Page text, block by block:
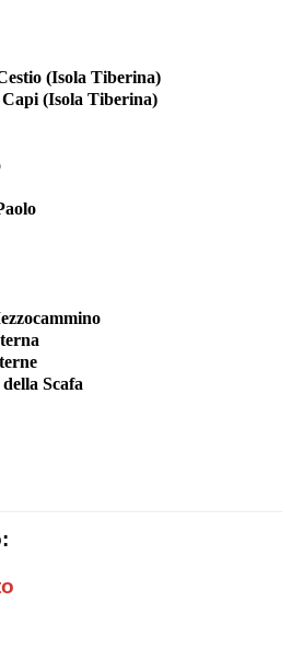
(Isola Tiberina)
(Isola Tiberina)
Scafa